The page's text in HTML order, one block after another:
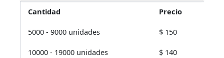
Cantidad Precio
5000 - 9000 unidades $150
10000 - 19000 unidades $140